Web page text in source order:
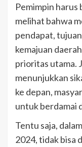
Pemimpin harus
melihat bahwa
pendapat,
kemajuan
prioritas utama.
menunjukkan
ke depan,
untuk berdamai
Tentu saja,
2024, tidak bisa